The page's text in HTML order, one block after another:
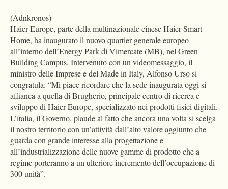
(Adnkronos) –
Haier Europe, parte della multinazionale cinese Haier Smart
Home, ha inaugurato il nuovo quartier generale europeo
all’interno dell’Energy Park di Vimercate (MB), nel Green
Building Campus. Intervenuto con un videomessaggio, il
ministro delle Imprese e del Made in Italy, Alfonso Urso si
congratula: “Mi piace ricordare che la sede inaugurata oggi si
affianca a quella di Brugherio, principale centro di ricerca e
sviluppo di Haier Europe, specializzato nei prodotti fisici digitali.
L’italia, il Governo, plaude al fatto che ancora una volta si scelga
il nostro territorio con un’attività dall’alto valore aggiunto che
guarda con grande interesse alla progettazione e
all’industrializzazione delle nuove gamme di prodotto che a
regime porteranno a un ulteriore incremento dell’occupazione di
300 unità”.